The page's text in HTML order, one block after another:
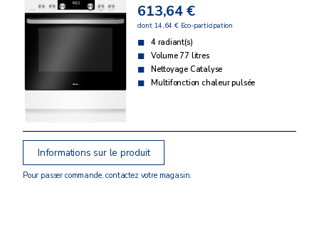
613,64 €
dont 14,64 € Eco-participation
4 radiant(s)
Volume 77 litres
Nettoyage Catalyse
Multifonction chaleur pulsée
Informations sur le produit
Pour passer commande, contactez votre magasin.